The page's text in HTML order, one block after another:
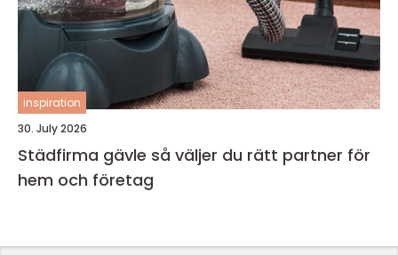
inspiration
30. July 2026
Städfirma gävle så väljer du rätt partner för
hem och företag